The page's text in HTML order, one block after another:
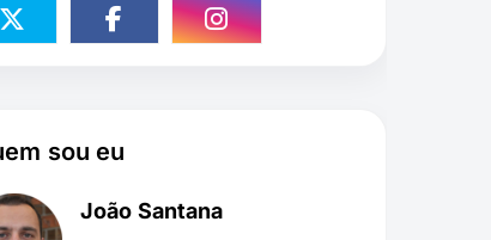
sou eu
João Santana